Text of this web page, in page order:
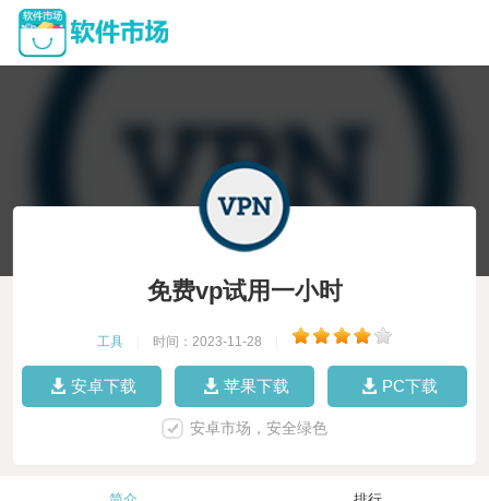
免费vp试用一小时
工具 时间：2023-11-28
安卓下载 苹果下载 PC下载
安卓市场，安全绿色